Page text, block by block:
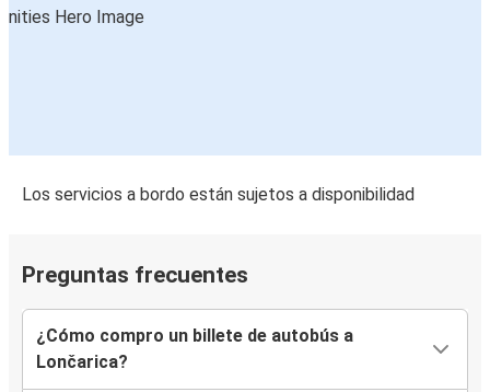
Los servicios a bordo están sujetos a disponibilidad
Preguntas frecuentes
¿Cómo compro un billete de autobús a
Lončarica?